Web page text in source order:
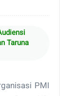
Taruna
PMI